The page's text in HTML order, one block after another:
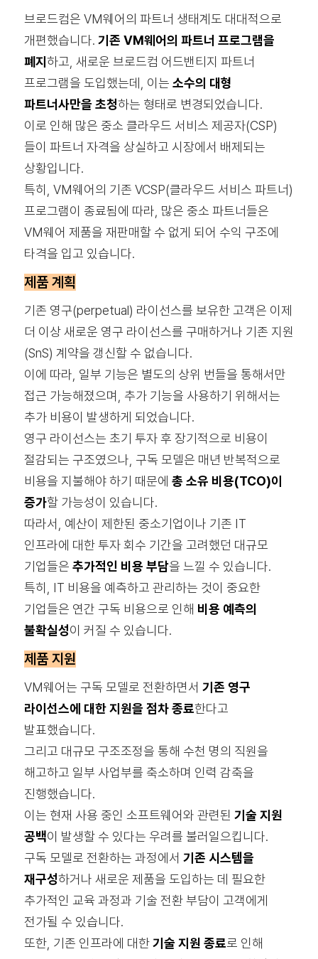
브로드컴은 VM웨어의 파트너 생태계도 대대적으로
개편했습니다. 기존 VM웨어의 파트너 프로그램을
폐지하고, 새로운 브로드컴 어드밴티지 파트너
프로그램을 도입했는데, 이는 소수의 대형
파트너사만을 초청하는 형태로 변경되었습니다.
이로 인해 많은 중소 클라우드 서비스 제공자(CSP)
들이 파트너 자격을 상실하고 시장에서 배제되는
상황입니다.
특히, VM웨어의 기존 VCSP(클라우드 서비스 파트너)
프로그램이 종료됨에 따라, 많은 중소 파트너들은
VM웨어 제품을 재판매할 수 없게 되어 수익 구조에
타격을 입고 있습니다.
제품 계획
기존 영구(perpetual) 라이선스를 보유한 고객은 이제
더 이상 새로운 영구 라이선스를 구매하거나 기존 지원
(SnS) 계약을 갱신할 수 없습니다.
이에 따라, 일부 기능은 별도의 상위 번들을 통해서만
접근 가능해졌으며, 추가 기능을 사용하기 위해서는
추가 비용이 발생하게 되었습니다.
영구 라이선스는 초기 투자 후 장기적으로 비용이
절감되는 구조였으나, 구독 모델은 매년 반복적으로
비용을 지불해야 하기 때문에 총 소유 비용(TCO)이
증가할 가능성이 있습니다.
따라서, 예산이 제한된 중소기업이나 기존 IT
인프라에 대한 투자 회수 기간을 고려했던 대규모
기업들은 추가적인 비용 부담을 느낄 수 있습니다.
특히, IT 비용을 예측하고 관리하는 것이 중요한
기업들은 연간 구독 비용으로 인해 비용 예측의
불확실성이 커질 수 있습니다.
제품 지원
VM웨어는 구독 모델로 전환하면서 기존 영구
라이선스에 대한 지원을 점차 종료한다고
발표했습니다.
그리고 대규모 구조조정을 통해 수천 명의 직원을
해고하고 일부 사업부를 축소하며 인력 감축을
진행했습니다.
이는 현재 사용 중인 소프트웨어와 관련된 기술 지원
공백이 발생할 수 있다는 우려를 불러일으킵니다.
구독 모델로 전환하는 과정에서 기존 시스템을
재구성하거나 새로운 제품을 도입하는 데 필요한
추가적인 교육 과정과 기술 전환 부담이 고객에게
전가될 수 있습니다.
또한, 기존 인프라에 대한기술 지원 종료로 인해